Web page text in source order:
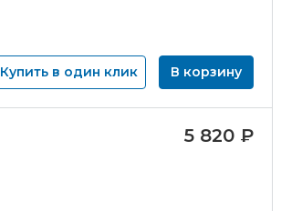
Купить в один клик В корзину
5 820 ₽